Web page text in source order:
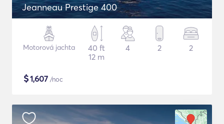
Jeanneau Prestige 400
Motorová jachta
40 ft
12 m
4 2 2
$1,607 /noc